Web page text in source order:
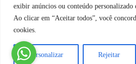
exibir anúncios ou conteúdo personalizado
Ao clicar em “Aceitar todos”, você
cookies.
Personalizar Rejeitar
Política de Privacidade